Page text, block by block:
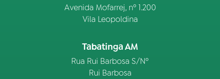
Avenida Mofarrej, nº 1.200
Vila Leopoldina
Tabatinga AM
Rua Rui Barbosa S/Nº
Rui Barbosa